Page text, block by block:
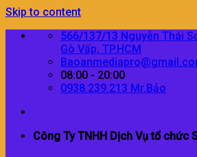
Skip to content
566/137/13 Nguyễn Thái
Gò Vấp, TP.HCM
08:00 - 20:00
0938.239.213 Mr.Bảo
Công Ty TNHH Dịch Vụ tổ chức